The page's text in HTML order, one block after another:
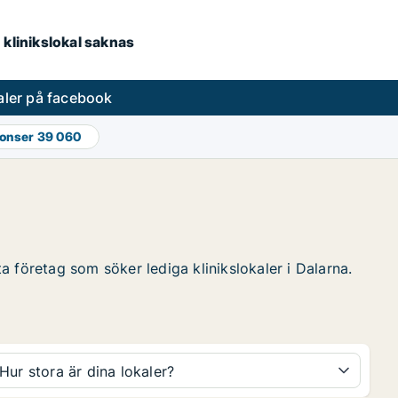
saknas
på facebook
39 060
företag som söker lediga klinikslokaler i Dalarna.
Hur stora är dina lokaler?